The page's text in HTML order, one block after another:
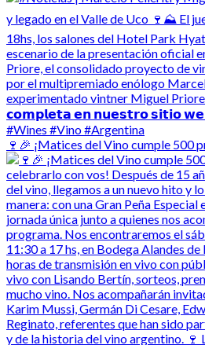
🍷🎉 ¡Matices del Vino cumple 500